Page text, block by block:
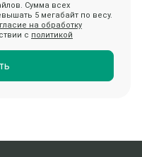
Сумма всех
5 мегабайт по весу.
на обработку
с политикой